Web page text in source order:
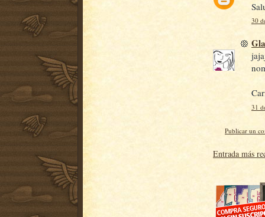
30
31
Publicar un
Entrada más